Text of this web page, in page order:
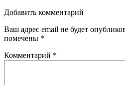
Добавить комментарий
Ваш адрес email не будет
помечены *
Комментарий *